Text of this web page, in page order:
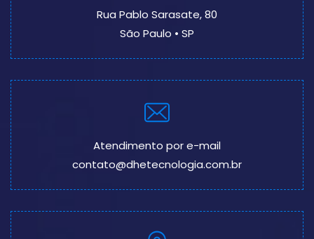
Rua Pablo Sarasate, 80
São Paulo • SP
Atendimento por e-mail
contato@dhetecnologia.com.br